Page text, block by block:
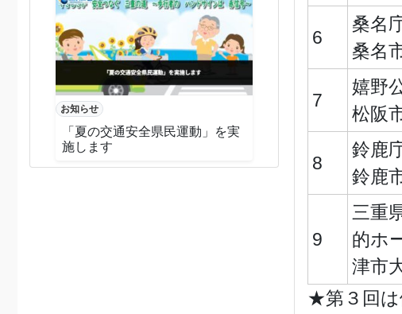
お知らせ
「夏の交通安全県民運動」を実
施します
6
桑名
桑名
7
嬉野
松阪
8
鈴鹿
鈴鹿
9
三重
的ホ
津市
★第３回は